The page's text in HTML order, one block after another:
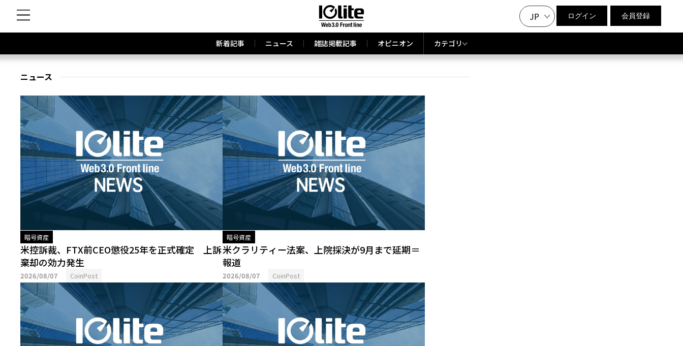
JP ログイン 会員登録
新着記事 ニュース 雑誌掲載記事 オピニオン カテゴリ
ニュース
暗号資産
米控訴裁、FTX前CEO懲役25年を正式確定 上訴
棄却の効力発生
2026/08/07 CoinPost
暗号資産
米クラリティー法案、上院採決が9月まで延期＝
報道
2026/08/07 CoinPost